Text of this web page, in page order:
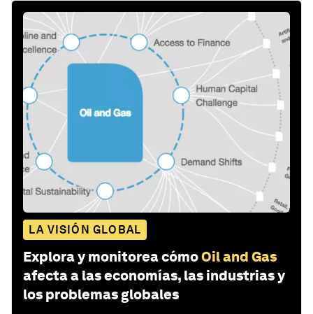
LA VISIÓN GLOBAL
Explora y monitorea cómoOil and Gas
afecta a las economías, las industrias y
los problemas globales